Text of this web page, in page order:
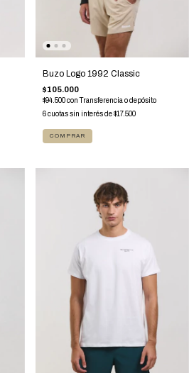
Buzo Logo 1992 Classic
$105.000
$94.500con Transferencia o depósito
6 cuotas sin interés de$17.500
COMPRAR